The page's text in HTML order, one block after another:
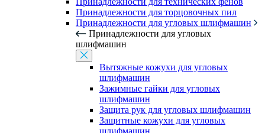
Принадлежности для торцовочных пил
Принадлежности для угловых шлифмашин
Принадлежности для угловых
шлифмашин
Вытяжные кожухи для угловых
шлифмашин
Зажимные гайки для угловых
шлифмашин
Защита рук для угловых шлифмашин
Защитные кожухи для угловых
шлифмашин